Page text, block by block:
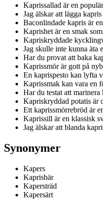
Kaprissallad är en
Jag älskar att lägga
Baconlindade kapris är
Kaprishet är en smak
Kapriskryddade
Jag skulle inte kunna äta
Har du provat att baka
Kaprissmör är gott på
En kaprispesto kan lyfta
Kaprissmak kan vara en
Har du testat att
Kapriskryddad potatis
Ett kaprissmörrebröd är
Kaprissill är en klassisk
Jag älskar att blanda
Synonymer
Kapers
Kaprisbär
Kapersträd
Kapersärt